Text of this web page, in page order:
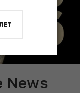
News